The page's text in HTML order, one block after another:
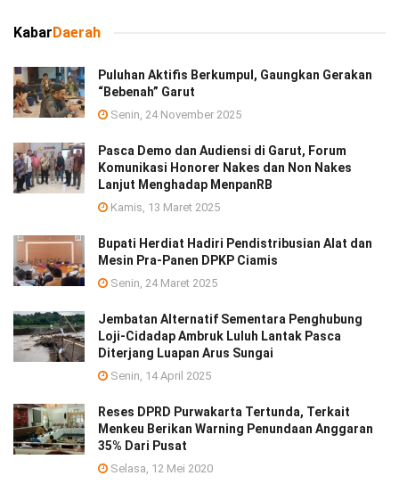
Kabar Daerah
Puluhan Aktifis Berkumpul, Gaungkan Gerakan
“Bebenah” Garut
Senin, 24 November 2025
Pasca Demo dan Audiensi di Garut, Forum
Komunikasi Honorer Nakes dan Non Nakes
Lanjut Menghadap MenpanRB
Kamis, 13 Maret 2025
Bupati Herdiat Hadiri Pendistribusian Alat dan
Mesin Pra-Panen DPKP Ciamis
Senin, 24 Maret 2025
Jembatan Alternatif Sementara Penghubung
Loji-Cidadap Ambruk Luluh Lantak Pasca
Diterjang Luapan Arus Sungai
Senin, 14 April 2025
Reses DPRD Purwakarta Tertunda, Terkait
Menkeu Berikan Warning Penundaan Anggaran
35% Dari Pusat
Selasa, 12 Mei 2020